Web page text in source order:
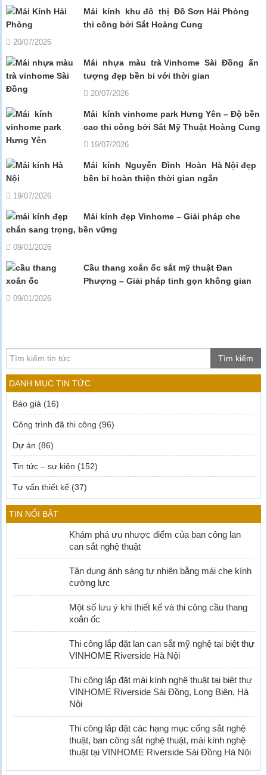
Mái kính khu đô thị Đồ Sơn Hải Phòng
thi công bởi Sắt Hoàng Cung
20/07/2026
Mái nhựa màu trà Vinhome Sài Đồng ấn
tượng đẹp bền bỉ với thời gian
20/07/2026
Mái kính vinhome park Hưng Yên – Độ bền
cao thi công bởi Sắt Mỹ Thuật Hoàng Cung
19/07/2026
Mái kính Nguyễn Đình Hoàn Hà Nội đẹp
bền bỉ hoàn thiện thời gian ngắn
19/07/2026
Mái kính đẹp Vinhome – Giải pháp che
chắn sang trọng, bền vững
09/01/2026
Cầu thang xoắn ốc sắt mỹ thuật Đan
Phượng – Giải pháp tinh gọn không gian
09/01/2026
Tìm kiếm
DANH MỤC TIN TỨC
Báo giá (16)
Công trình đã thi công (96)
Dự án (86)
Tin tức – sự kiện (152)
Tư vấn thiết kế (37)
TIN NỔI BẬT
Khám phá ưu nhược điểm của ban công lan
can sắt nghệ thuật
Tận dụng ánh sáng tự nhiên bằng mái che kính
cường lực
Một số lưu ý khi thiết kế và thi công cầu thang
xoắn ốc
Thi công lắp đặt lan can sắt mỹ nghệ tại biệt thự
VINHOME Riverside Hà Nội
Thi công lắp đặt mái kính nghệ thuật tại biệt thự
VINHOME Riverside Sài Đồng, Long Biên, Hà
Nội
Thi công lắp đặt các hạng mục cổng sắt nghệ
thuật, ban công sắt nghệ thuật, mái kính nghệ
thuật tại VINHOME Riverside Sài Đồng Hà Nội